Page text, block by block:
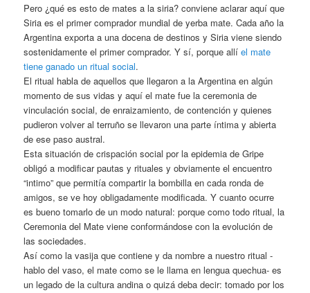
Pero ¿qué es esto de mates a la siria? conviene aclarar aquí que
Siria es el primer comprador mundial de yerba mate. Cada año la
Argentina exporta a una docena de destinos y Siria viene siendo
sostenidamente el primer comprador. Y sí, porque allíel mate
tiene ganado un ritual social.
El ritual habla de aquellos que llegaron a la Argentina en algún
momento de sus vidas y aquí el mate fue la ceremonia de
vinculación social, de enraizamiento, de contención y quienes
pudieron volver al terruño se llevaron una parte íntima y abierta
de ese paso austral.
Esta situación de crispación social por la epidemia de Gripe
obligó a modificar pautas y rituales y obviamente el encuentro
“intimo” que permitía compartir la bombilla en cada ronda de
amigos, se ve hoy obligadamente modificada. Y cuanto ocurre
es bueno tomarlo de un modo natural: porque como todo ritual, la
Ceremonia del Mate viene conformándose con la evolución de
las sociedades.
Así como la vasija que contiene y da nombre a nuestro ritual -
hablo del vaso, el mate como se le llama en lengua quechua- es
un legado de la cultura andina o quizá deba decir: tomado por los